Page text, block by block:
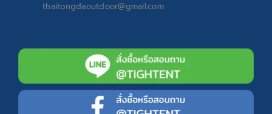
thaitongdaoutdoor@gmail.com